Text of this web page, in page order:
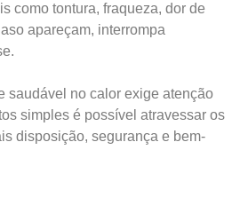
como tontura, fraqueza, dor de
apareçam, interrompa
saudável no calor exige atenção
simples é possível atravessar os
disposição, segurança e bem-